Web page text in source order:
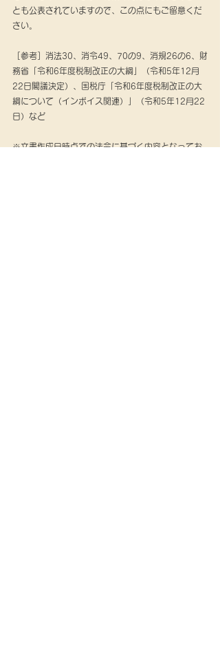
とも公表されていますので、この点にもご留意くだ
さい。
［参考］消法30、消令49、70の9、消規26の6、財
務省「令和6年度税制改正の大綱」（令和5年12月
22日閣議決定）、国税庁「令和6年度税制改正の大
綱について（インボイス関連）」（令和5年12月22
日）など
※文書作成日時点での法令に基づく内容となってお